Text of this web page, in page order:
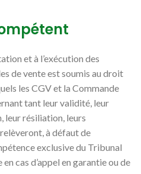
et à l’exécution des
de vente est soumis au droit
les CGV et la Commande
tant leur validité, leur
leur résiliation, leurs
à défaut de
exclusive du Tribunal
cas d’appel en garantie ou de